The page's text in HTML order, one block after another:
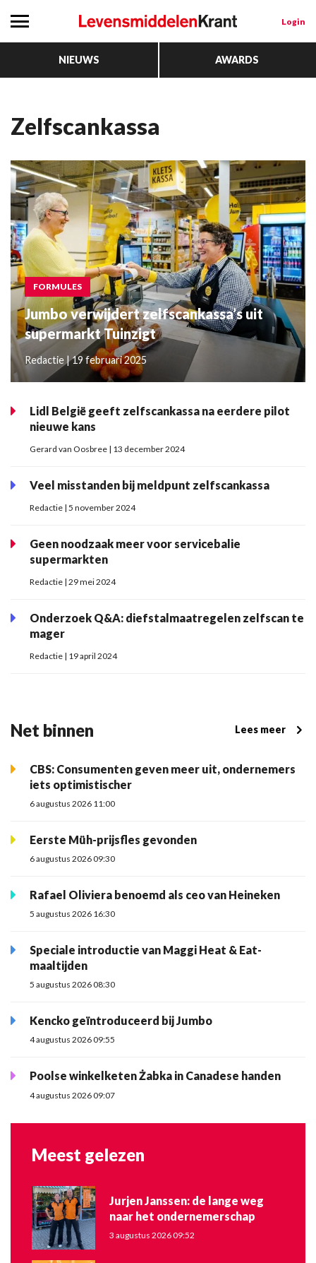
Login
NIEUWS AWARDS
Zelfscankassa
FORMULES
Jumbo verwijdert zelfscankassa’s uit
supermarkt Tuinzigt
Redactie | 19 februari 2025
Lidl België geeft zelfscankassa na eerdere pilot
nieuwe kans
Gerard van Oosbree | 13 december 2024
Veel misstanden bij meldpunt zelfscankassa
Redactie | 5 november 2024
Geen noodzaak meer voor servicebalie
supermarkten
Redactie | 29 mei 2024
Onderzoek Q&A: diefstalmaatregelen zelfscan te
mager
Redactie | 19 april 2024
Net binnen Lees meer
CBS: Consumenten geven meer uit, ondernemers
iets optimistischer
6 augustus 2026 11:00
Eerste Müh-prijsfles gevonden
6 augustus 2026 09:30
Rafael Oliviera benoemd als ceo van Heineken
5 augustus 2026 16:30
Speciale introductie van Maggi Heat & Eat-
maaltijden
5 augustus 2026 08:30
Kencko geïntroduceerd bij Jumbo
4 augustus 2026 09:55
Poolse winkelketen Żabka in Canadese handen
4 augustus 2026 09:07
Meest gelezen
Jurjen Janssen: de lange weg
naar het ondernemerschap
3 augustus 2026 09:52